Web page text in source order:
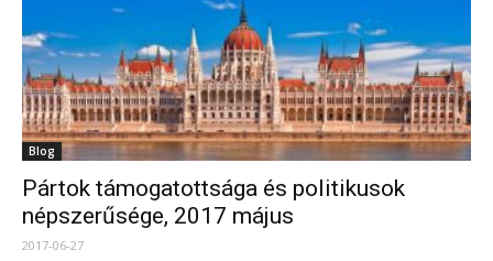
Blog
Pártok támogatottsága és politikusok
népszerűsége, 2017 május
2017-06-27